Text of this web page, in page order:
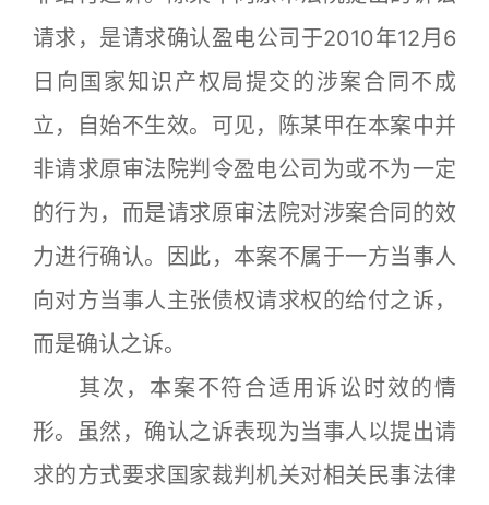
请求，是请求确认盈电公司于2010年12月6
日向国家知识产权局提交的涉案合同不成
立，自始不生效。可见，陈某甲在本案中并
非请求原审法院判令盈电公司为或不为一定
的行为，而是请求原审法院对涉案合同的效
力进行确认。因此，本案不属于一方当事人
向对方当事人主张债权请求权的给付之诉，
而是确认之诉。
其次，本案不符合适用诉讼时效的情
形。虽然，确认之诉表现为当事人以提出请
求的方式要求国家裁判机关对相关民事法律